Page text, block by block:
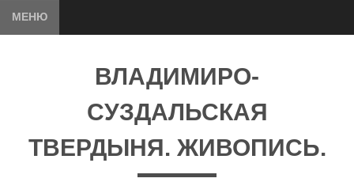
МЕНЮ
ВЛАДИМИРО-
СУЗДАЛЬСКАЯ
ТВЕРДЫНЯ. ЖИВОПИСЬ.